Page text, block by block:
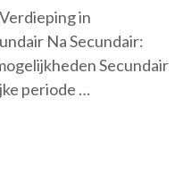
in
Na Secundair:
Secundair
periode …